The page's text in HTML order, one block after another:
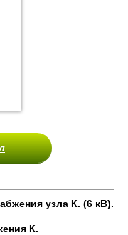
узла К. (6 кВ).
К.